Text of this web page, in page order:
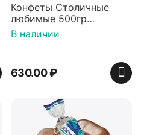
Конфеты Столичные
любимые 500гр
Воронежская
кондитерская фабрика
В наличии
630.00₽